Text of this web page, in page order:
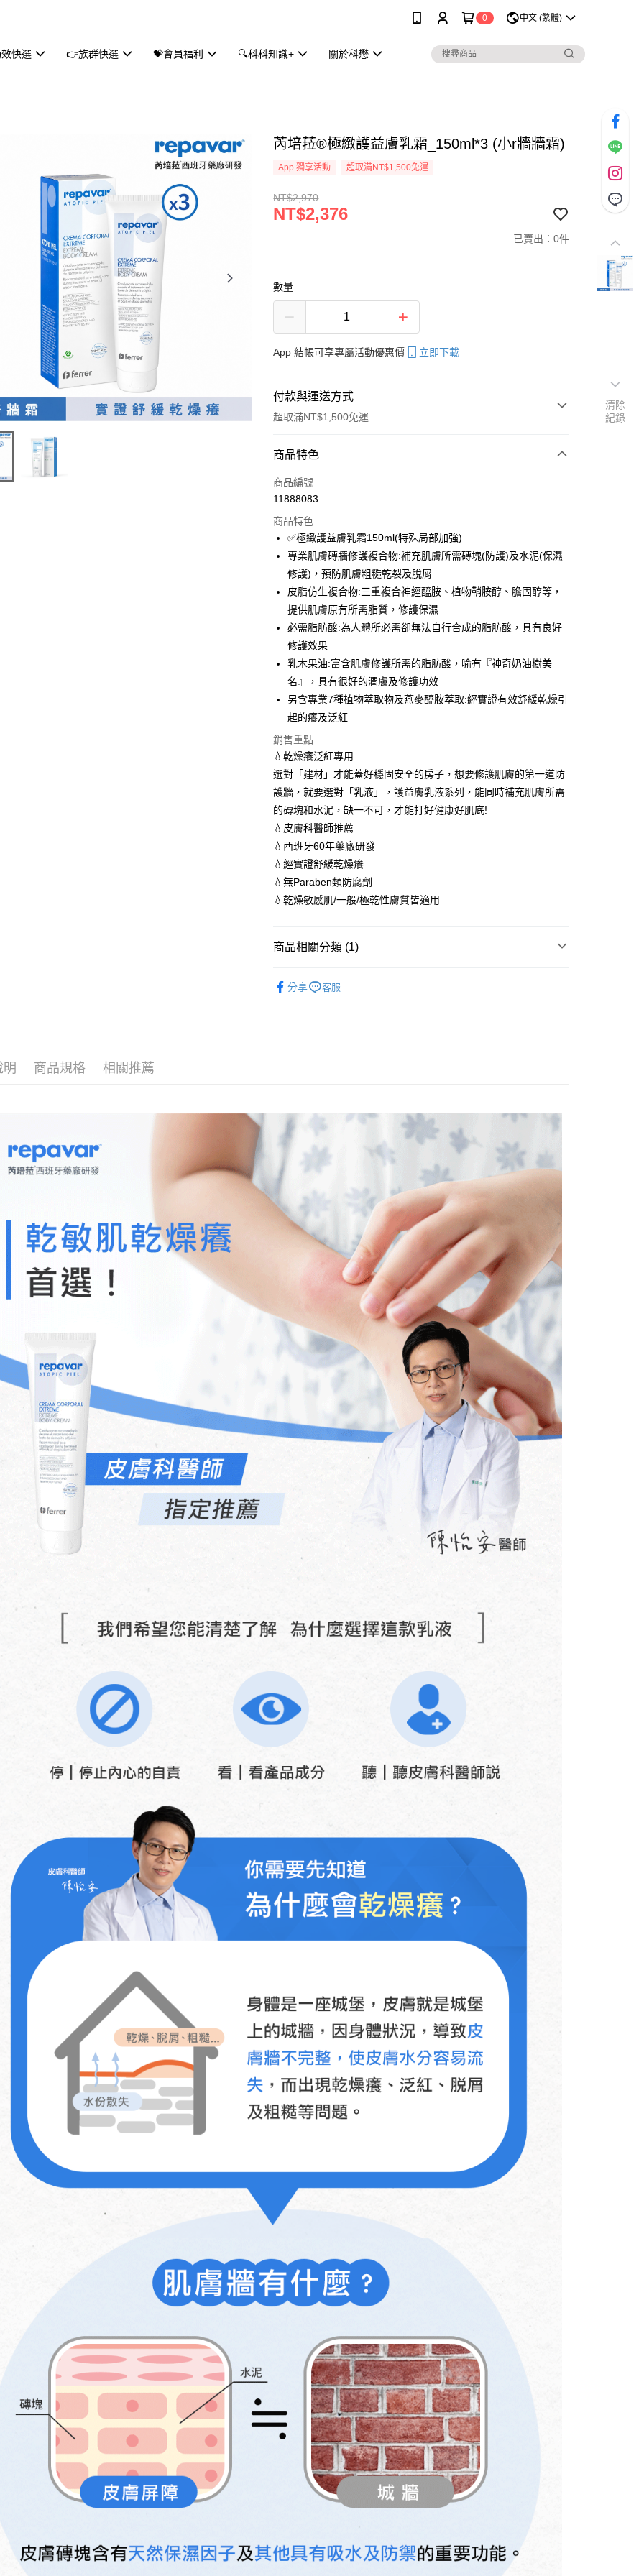
0 中文 (繁體)
快選 👉族群快選 💝會員福利 🔍科科知識+ 關於科懋
芮培菈®極緻護益膚乳霜_150ml*3 (小r牆牆霜)
App 獨享活動 超取滿NT$1,500免運
NT$2,970
NT$2,376
已賣出：0件
數量
App 結帳可享專屬活動優惠價 立即下載
付款與運送方式
超取滿NT$1,500免運
付款方式
信用卡一次付款
LINE Pay
大哥付你分期
相關說明
【大哥付你分期使用說明】
1.本服務由台灣大哥大提供，台灣大哥大用戶可立即使用無須另外申請。
2.付款方式選擇「大哥付你分期」，訂單成立後會自動跳轉到大哥付的交易
流程，驗證手機門號後，選擇欲分期的期數、繳款截止日，確認付款後即
完成交易。
4.訂單成立30分鐘內，如未前往確認交易或遇審核未通過，訂單將自動取
消。如遇「轉專審核」未通過狀況，表示未達大哥付你分期系統評分，恕
無法說明評估內容。
【繳款方式說明】
1.分期款項不併入電信帳單，「大哥付你分期」於每月結算日後寄送繳費提
醒簡訊。
2.透過簡訊連結打開帳單後，可選擇「超商條碼／台灣大直營門市／銀行轉
帳／街口支付／iPASS MONEY」等通路繳費。
【注意事項】
1.本服務係由「台灣大哥大股份有限公司」（以下簡稱本公司）所提供，讓
用戶於交易時，得透過本服務購買商品或服務，並由商店將買賣／分期付
款買賣價金債權讓與本公司後，依約使用本公司帳單繳交帳款。
資料（包含姓名、電話或地址）提供予台灣大哥大進項蒐集、處理及利
用，由本公司與您本人進行分期帳單所需資料之確認、核對及更正。
3.完整用戶服務條款，請詳閱以下連結：
貨到付款
運送方式
全家取貨付款 (滿$4,000以上僅限貨到付款)
每筆NT$60，滿NT$1,500(含以上)免運費
付款後全家取貨
每筆NT$60，滿NT$1,500(含以上)免運費
萊爾富取貨付款 (滿$20,000以上僅限貨到付款)
每筆NT$60，滿NT$1,500(含以上)免運費
付款後萊爾富取貨
每筆NT$60，滿NT$1,500(含以上)免運費
7-11取貨付款 (滿$4,000以上僅限貨到付款)
每筆NT$60，滿NT$1,500(含以上)免運費
每筆NT$60，滿NT$1,500(含以上)免運費
每筆NT$90，滿NT$1,500(含以上)免運費
商品特色
商品編號
11888083
商品特色
✅極緻護益膚乳霜150ml(特殊局部加強)
專業肌膚磚牆修護複合物:補充肌膚所需磚塊(防護)及水泥(保濕
修護)，預防肌膚粗糙乾裂及脫屑
皮脂仿生複合物:三重複合神經醯胺、植物鞘胺醇、膽固醇等，
提供肌膚原有所需脂質，修護保濕
必需脂肪酸:為人體所必需卻無法自行合成的脂肪酸，具有良好
修護效果
乳木果油:富含肌膚修護所需的脂肪酸，喻有『神奇奶油樹美
名』，具有很好的潤膚及修護功效
另含專業7種植物萃取物及燕麥醯胺萃取:經實證有效舒緩乾燥引
起的癢及泛紅
銷售重點
💧乾燥癢泛紅專用
選對「建材」才能蓋好穩固安全的房子，想要修護肌膚的第一道防
護牆，就要選對「乳液」，護益膚乳液系列，能同時補充肌膚所需
的磚塊和水泥，缺一不可，才能打好健康好肌底!
💧皮膚科醫師推薦
💧西班牙60年藥廠研發
💧經實證舒緩乾燥癢
💧無Paraben類防腐劑
💧乾燥敏感肌/一般/極乾性膚質皆適用
商品相關分類 (1)
分享
客服
明 商品規格 相關推薦
清除
紀錄